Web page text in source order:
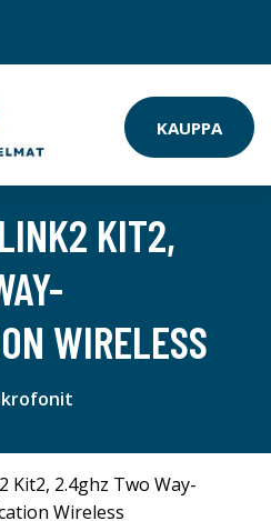
KAUPPA
KIT2,
WIRELESS